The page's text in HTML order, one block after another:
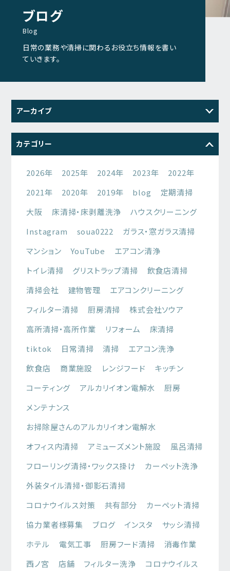
ブログ
Blog
日常の業務や清掃に関わるお役立ち情報を書い
ていきます。
アーカイブ
2026
カテゴリー
2026年 2025年 2024年 2023年
2022年
2021年
2020年 2019年 blog
定期清掃
大阪
床清掃・床剥離洗浄
ハウスクリーニング
Instagram
soua0222
ガラス・窓ガラス清掃
マンション
YouTube
エアコン清浄
トイレ清掃
グリストラップ清掃
飲食店清掃
清掃会社
建物管理
エアコンクリーニング
フィルター清掃
厨房清掃
株式会社ソウア
高所清掃・高所作業
リフォーム
床清掃
tiktok
日常清掃 清掃
エアコン洗浄
飲食店
商業施設 レンジフード
キッチン
コーティング
アルカリイオン電解水
厨房
メンテナンス
お掃除屋さんのアルカリイオン電解水
オフィス内清掃
アミューズメント施設
風呂清掃
フローリング清掃・ワックス掛け
カーペット洗浄
外装タイル清掃・御影石清掃
コロナウイルス対策
共有部分
カーペット清掃
協力業者様募集
ブログ インスタ
サッシ清掃
ホテル
電気工事 厨房フード清掃
消毒作業
西ノ宮
店舗 フィルター洗浄
コロナウイルス